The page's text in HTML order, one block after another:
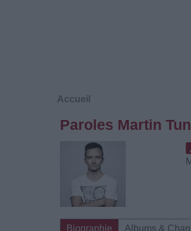
Accueil
Paroles Martin
Biographie Albums &